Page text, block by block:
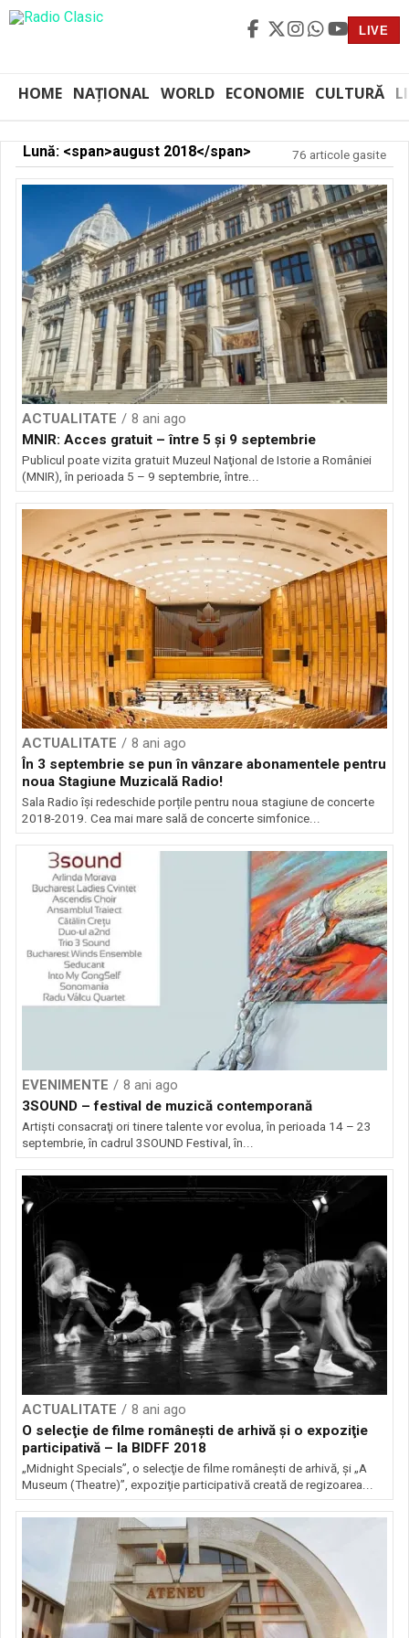
LIVE
HOME NAȚIONAL WORLD ECONOMIE CULTURĂ
Lună: <span>august 2018</span> 76 articole gasite
ACTUALITATE
8 ani ago
MNIR: Acces gratuit – între 5 şi 9 septembrie
Publicul poate vizita gratuit Muzeul Naţional de Istorie a României
(MNIR), în perioada 5 – 9 septembrie, între...
ACTUALITATE
8 ani ago
În 3 septembrie se pun în vânzare abonamentele pentru
noua Stagiune Muzicală Radio!
Sala Radio își redeschide porțile pentru noua stagiune de concerte
2018-2019. Cea mai mare sală de concerte simfonice...
EVENIMENTE
8 ani ago
3SOUND – festival de muzică contemporană
Artişti consacraţi ori tinere talente vor evolua, în perioada 14 – 23
septembrie, în cadrul 3SOUND Festival, în...
ACTUALITATE
8 ani ago
O selecţie de filme româneşti de arhivă şi o expoziţie
participativă – la BIDFF 2018
„Midnight Specials”, o selecţie de filme româneşti de arhivă, şi „A
Museum (Theatre)”, expoziţie participativă creată de regizoarea...